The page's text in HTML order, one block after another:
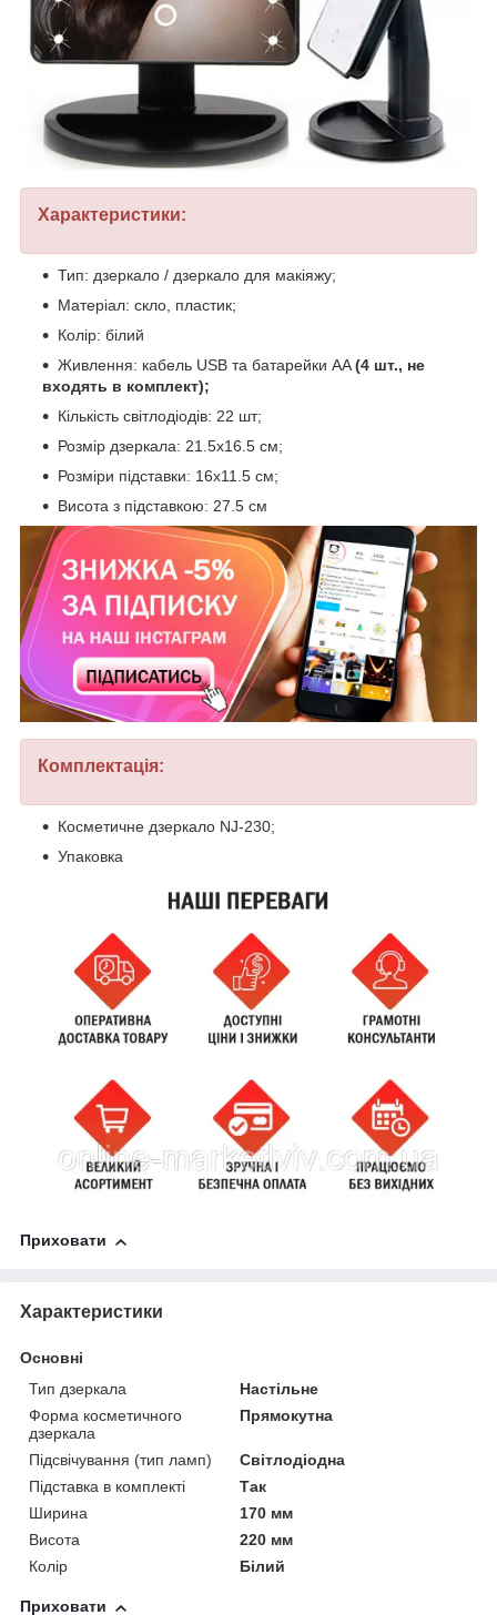
Характеристики:
Тип: дзеркало / дзеркало для макіяжу;
Матеріал: скло, пластик;
Колір: білий
Живлення: кабель USB та батарейки AA(4 шт., не
входять в комплект);
Кількість світлодіодів: 22 шт;
Розмір дзеркала: 21.5x16.5 см;
Розміри підставки: 16x11.5 см;
Висота з підставкою: 27.5 см
Комплектація:
Косметичне дзеркало NJ-230;
Упаковка
Приховати
Характеристики
Основні
Тип дзеркала
Настільне
Форма косметичного
дзеркала
Прямокутна
Підсвічування (тип ламп)
Світлодіодна
Підставка в комплекті
Так
Ширина
170 мм
Висота
220 мм
Колір
Білий
Приховати